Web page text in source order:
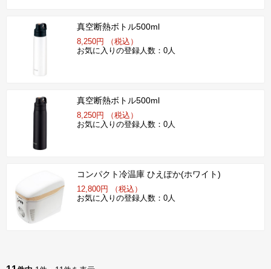
真空断熱ボトル500ml
8,250円 （税込）
お気に入りの登録人数：0人
真空断熱ボトル500ml
8,250円 （税込）
お気に入りの登録人数：0人
コンパクト冷温庫 ひえぽか(ホワイト)
12,800円 （税込）
お気に入りの登録人数：0人